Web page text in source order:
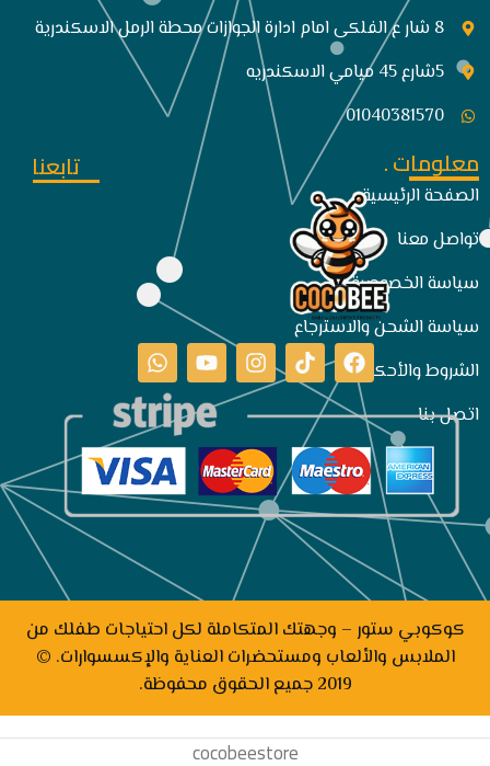
8 شار ع الفلكى امام ادارة الجوازات محطة الرمل الاسكندرية
5شارع 45 ميامي الاسكندريه
01040381570
معلومات .
الصفحة الرئيسية
تواصل معنا
سياسة الخصوصية
سياسة الشحن والاسترجاع
الشروط والأحكام
اتصل بنا
تابعنا
كوكوبي ستور – وجهتك المتكاملة لكل احتياجات طفلك من
الملابس والألعاب ومستحضرات العناية والإكسسوارات. ©
2019 جميع الحقوق محفوظة.
cocobeestore